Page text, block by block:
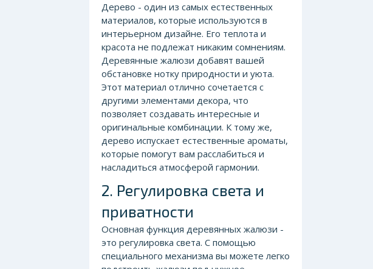
Дерево - один из самых естественных
материалов, которые используются в
интерьерном дизайне. Его теплота и
красота не подлежат никаким сомнениям.
Деревянные жалюзи добавят вашей
обстановке нотку природности и уюта.
Этот материал отлично сочетается с
другими элементами декора, что
позволяет создавать интересные и
оригинальные комбинации. К тому же,
дерево испускает естественные ароматы,
которые помогут вам расслабиться и
насладиться атмосферой гармонии.
2. Регулировка света и
приватности
Основная функция деревянных жалюзи -
это регулировка света. С помощью
специального механизма вы можете легко